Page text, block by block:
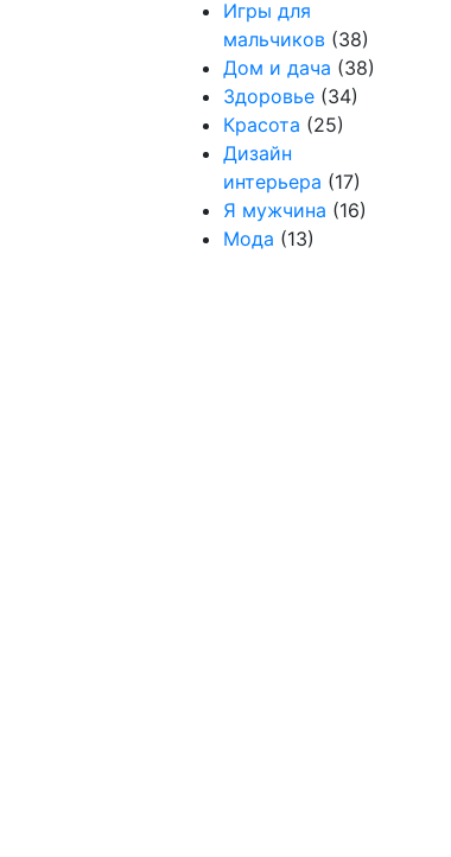
Игры для
мальчиков(38)
Дом и дача (38)
Здоровье(34)
Красота (25)
Дизайн
интерьера (17)
Я мужчина (16)
Мода (13)